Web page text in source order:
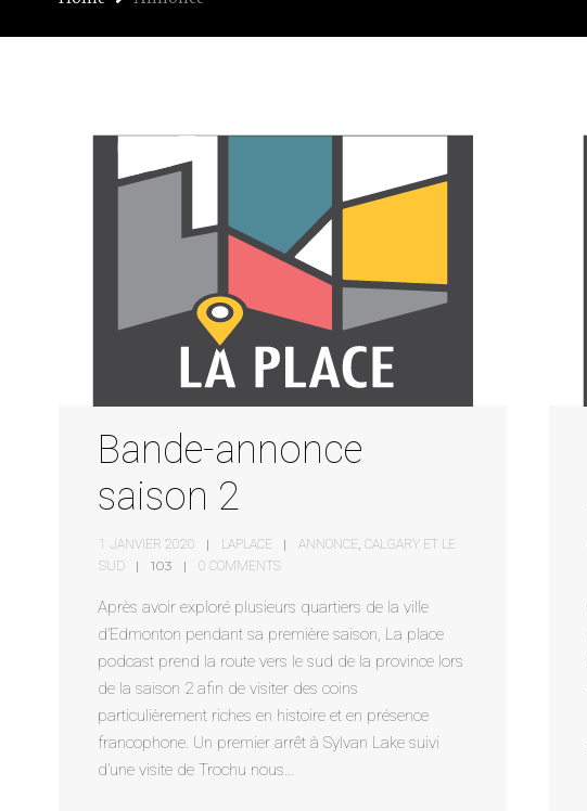
Bande-annonce
saison 2
1 JANVIER 2020 LAPLACE ANNONCE, CALGARY ET LE
SUD
103 0 COMMENTS
Après avoir exploré plusieurs quartiers de la ville
d’Edmonton pendant sa première saison, La place
podcast prend la route vers le sud de la province lors
de la saison 2 afin de visiter des coins
particulièrement riches en histoire et en présence
francophone. Un premier arrêt à Sylvan Lake suivi
d’une visite de Trochu nous…